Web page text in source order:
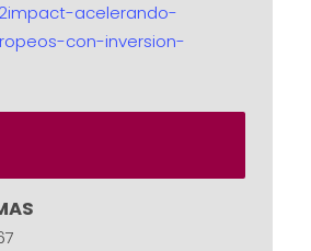
acelerando-
con-inversion-